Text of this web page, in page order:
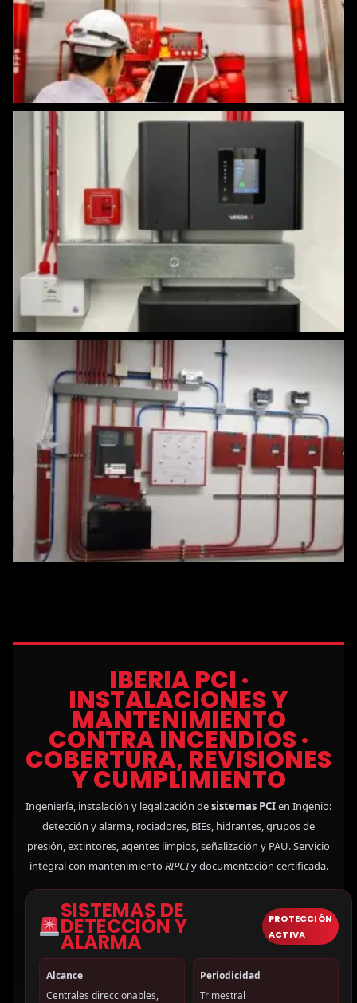
IBERIA PCI ·
INSTALACIONES Y
MANTENIMIENTO
CONTRA INCENDIOS ·
COBERTURA, REVISIONES
Y CUMPLIMIENTO
Ingeniería, instalación y legalización desistemas PCIen Ingenio:
detección y alarma, rociadores, BIEs, hidrantes, grupos de
presión, extintores, agentes limpios, señalización y PAU. Servicio
integral con mantenimientoRIPCIy documentación certificada.
SISTEMAS DE
DETECCIÓN Y
ALARMA
PROTECCIÓN
ACTIVA
Alcance
Centrales direccionables,
Periodicidad
Trimestral